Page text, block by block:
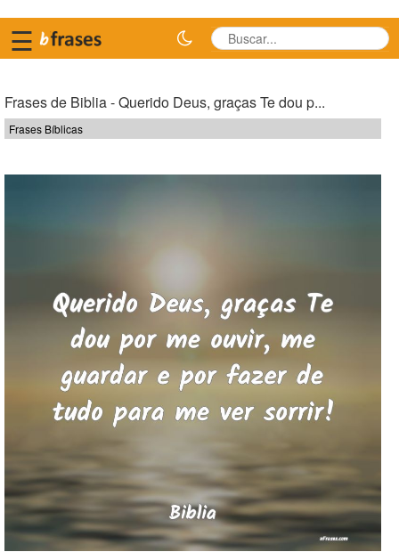
☰
Frases de Biblia - Querido Deus, graças Te dou p...
Frases Bíblicas